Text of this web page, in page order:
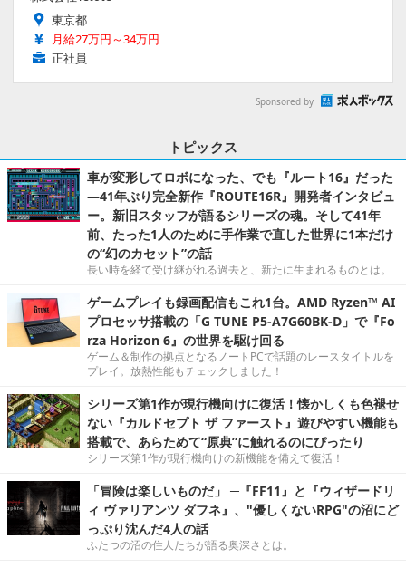
東京都
月給27万円～34万円
正社員
Sponsored by
トピックス
車が変形してロボになった、でも『ルート16』だった
―41年ぶり完全新作『ROUTE16R』開発者インタビュ
ー。新旧スタッフが語るシリーズの魂。そして41年
前、たった1人のために手作業で直した世界に1本だけ
の“幻のカセット”の話
長い時を経て受け継がれる過去と、新たに生まれるものとは。
ゲームプレイも録画配信もこれ1台。AMD Ryzen™ AI
プロセッサ搭載の「G TUNE P5-A7G60BK-D」で『Fo
rza Horizon 6』の世界を駆け回る
ゲーム＆制作の拠点となるノートPCで話題のレースタイトルを
プレイ。放熱性能もチェックしました！
シリーズ第1作が現行機向けに復活！懐かしくも色褪せ
ない『カルドセプト ザ ファースト』遊びやすい機能も
搭載で、あらためて“原典”に触れるのにぴったり
シリーズ第1作が現行機向けの新機能を備えて復活！
「冒険は楽しいものだ」 ─『FF11』と『ウィザードリ
ィ ヴァリアンツ ダフネ』、"優しくないRPG"の沼にど
っぷり沈んだ4人の話
ふたつの沼の住人たちが語る奥深さとは。